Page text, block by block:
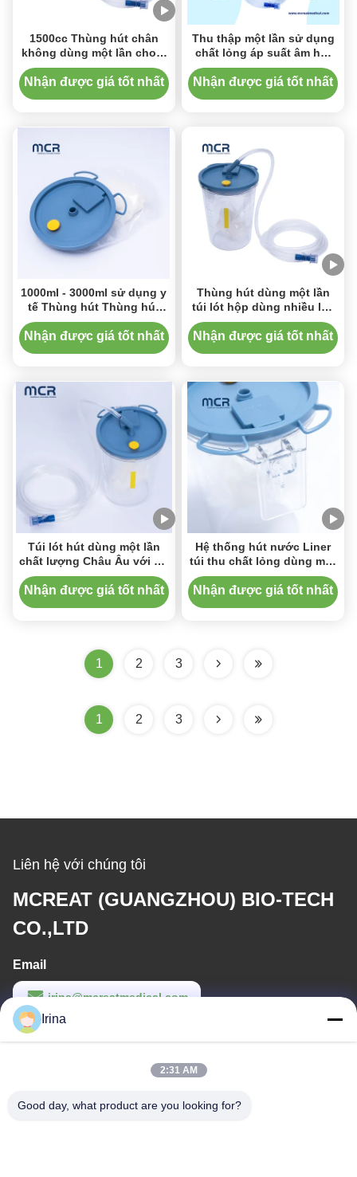
1500cc Thùng hút chân
không dùng một lần cho y
tế để xác định mức độ chất
lỏng
Nhận được giá tốt nhất
Thu thập một lần sử dụng
chất lỏng áp suất âm hút
Liner hút Canister
Nhận được giá tốt nhất
1000ml - 3000ml sử dụng y
tế Thùng hút Thùng hút
Liner Bag Set System
Nhận được giá tốt nhất
Thùng hút dùng một lần
túi lót hộp dùng nhiều lần
Thiết bị y tế
Nhận được giá tốt nhất
Túi lót hút dùng một lần
chất lượng Châu Âu với bộ
lọc vi khuẩn và van một
chiều dùng trong y tế
Nhận được giá tốt nhất
Hệ thống hút nước Liner
túi thu chất lỏng dùng một
lần với bình
Nhận được giá tốt nhất
1 2 3
1 2 3
Liên hệ với chúng tôi
MCREAT (GUANGZHOU) BIO-TECH
CO.,LTD
Email
irina@mcreatmedical.com
Thời gian làm việc
Irina
2:31 AM
Good day, what product are you looking for?